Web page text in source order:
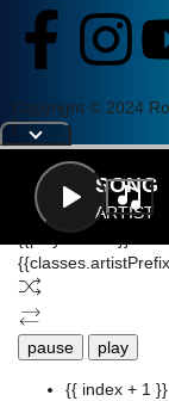
Copyright © 2024
|
SONG
ARTIST
Letra
{{playListTitle}}
pause play
{{ index + 1 }}